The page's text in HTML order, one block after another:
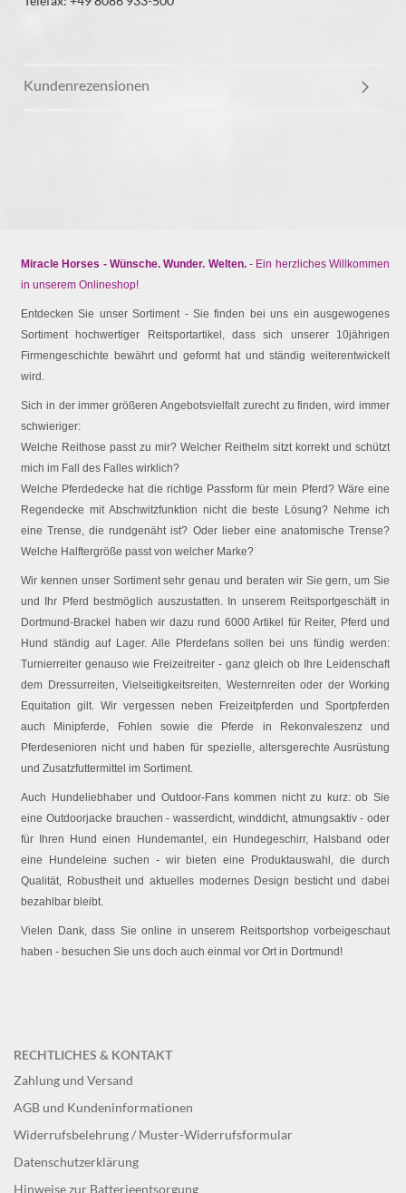
Kundenrezensionen
Miracle Horses - Wünsche. Wunder. Welten.- Ein herzliches Willkommen
in unserem Onlineshop!
Entdecken Sie unser Sortiment - Sie finden bei uns ein ausgewogenes
Sortiment hochwertiger Reitsportartikel, dass sich unserer 10jährigen
Firmengeschichte bewährt und geformt hat und ständig weiterentwickelt
wird.
Sich in der immer größeren Angebotsvielfalt zurecht zu finden, wird immer
schwieriger:
Welche Reithose passt zu mir? Welcher Reithelm sitzt korrekt und schützt
mich im Fall des Falles wirklich?
Welche Pferdedecke hat die richtige Passform für mein Pferd? Wäre eine
Regendecke mit Abschwitzfunktion nicht die beste Lösung? Nehme ich
eine Trense, die rundgenäht ist? Oder lieber eine anatomische Trense?
Welche Halftergröße passt von welcher Marke?
Wir kennen unser Sortiment sehr genau und beraten wir Sie gern, um Sie
und Ihr Pferd bestmöglich auszustatten. In unserem Reitsportgeschäft in
Dortmund-Brackel haben wir dazu rund 6000 Artikel für Reiter, Pferd und
Hund ständig auf Lager. Alle Pferdefans sollen bei uns fündig werden:
Turnierreiter genauso wie Freizeitreiter - ganz gleich ob Ihre Leidenschaft
dem Dressurreiten, Vielseitigkeitsreiten, Westernreiten oder der Working
Equitation gilt. Wir vergessen neben Freizeitpferden und Sportpferden
auch Minipferde, Fohlen sowie die Pferde in Rekonvaleszenz und
Pferdesenioren nicht und haben für spezielle, altersgerechte Ausrüstung
und Zusatzfuttermittel im Sortiment.
Auch Hundeliebhaber und Outdoor-Fans kommen nicht zu kurz: ob Sie
eine Outdoorjacke brauchen - wasserdicht, winddicht, atmungsaktiv - oder
für Ihren Hund einen Hundemantel, ein Hundegeschirr, Halsband oder
eine Hundeleine suchen - wir bieten eine Produktauswahl, die durch
Qualität, Robustheit und aktuelles modernes Design besticht und dabei
bezahlbar bleibt.
Vielen Dank, dass Sie online in unserem Reitsportshop vorbeigeschaut
haben - besuchen Sie uns doch auch einmal vor Ort in Dortmund!
RECHTLICHES & KONTAKT
Zahlung und Versand
AGB und Kundeninformationen
Widerrufsbelehrung / Muster-Widerrufsformular
Datenschutzerklärung
Hinweise zur Batterieentsorgung